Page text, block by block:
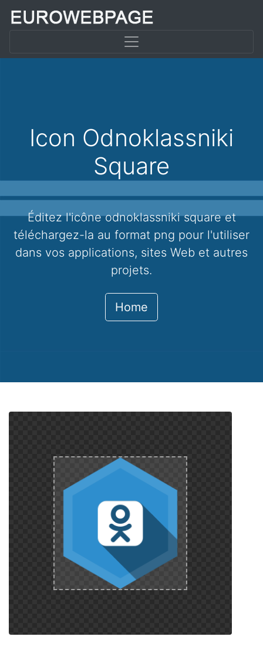
Icon Odnoklassniki
Square
Éditez l'icône odnoklassniki square et
téléchargez-la au format png pour l'utiliser
dans vos applications, sites Web et autres
projets.
Home